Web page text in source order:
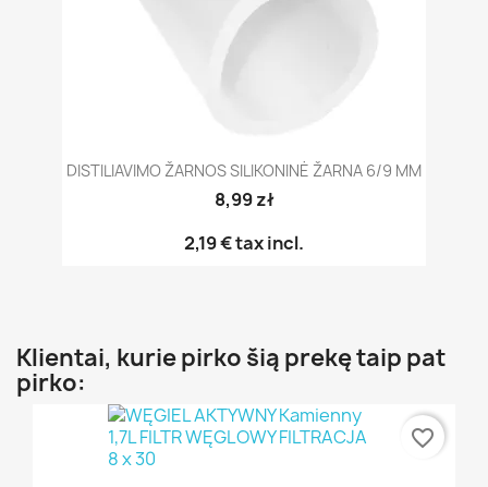
DISTILIAVIMO ŽARNOS SILIKONINĖ ŽARNA 6/9 MM
8,99 zł
2,19 €tax incl.
Klientai, kurie pirko šią prekę taip pat
pirko:
favorite_border